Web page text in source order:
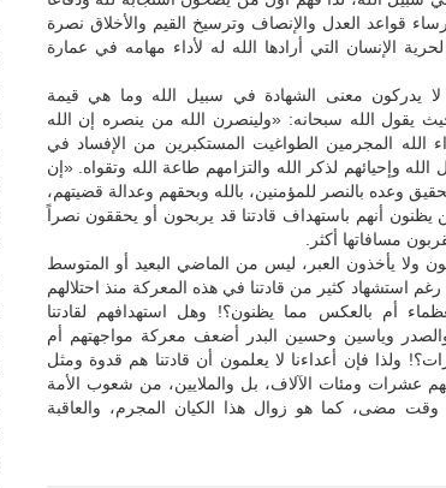
قواعد العدل والإنصاف وترسيخ القيم والأخلاق نصرة
الإنسان التي أرادها الله له لأداء مهامه في عمارة
لا يدركون معنى الشهادة في سبيل الله وما هي قيمة
يقول الله سبحانه: «ولينصرن الله من ينصره إن الله
الله المجرمين الطواغيت المستكبرين من الإفساد في
وإحيائهم لذكر الله والتزامهم طاعة الله وتقواه. «إن
وعده بالنصر للمؤمنين، بالله وبحقهم وعدالة قضيتهم،
يظنون أنهم باستهداف قادتنا قد يربحون أو يحققون نصراً
مسافاتها أكثر.
ولا يأخذون العبر، ليس من الماضي البعيد أو المتوسط
استشهاد كثير من قادتنا في هذه المعركة منذ احتلالهم
أم بالعكس مما يظنون؟! وهل استهدافهم لقادتنا
وياسين وحسين البدر أضعف معركة مواجهتهم أم
ولذا فإن أعداءنا لا يعلمون أن قادتنا هم قدوة ومثل
عشرات ومئات الآلاف، بل والملايين، من شعوب الأمة
وقت مضى، كما هو زوال هذا الكيان المجرم، والعاقبة